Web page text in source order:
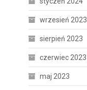
wrzesień 2023
sierpień 2023
czerwiec 2023
maj 2023